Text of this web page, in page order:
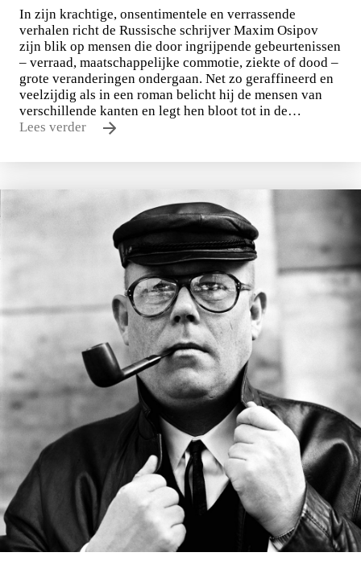
Maxim Osipov
De wereld is niet stuk te krijgen
€ 15,00
LEES MEER
In zijn krachtige, onsentimentele en verrassende
verhalen richt de Russische schrijver Maxim Osipov
zijn blik op mensen die door ingrijpende gebeurtenissen
– verraad, maatschappelijke commotie, ziekte of dood –
grote veranderingen ondergaan. Net zo geraffineerd en
veelzijdig als in een roman belicht hij de mensen van
verschillende kanten en legt hen bloot tot in de…
Lees verder